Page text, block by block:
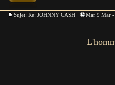
Sujet: Re: JOHNNY CASH Mar 9 Mar -